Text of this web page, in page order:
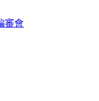
審會